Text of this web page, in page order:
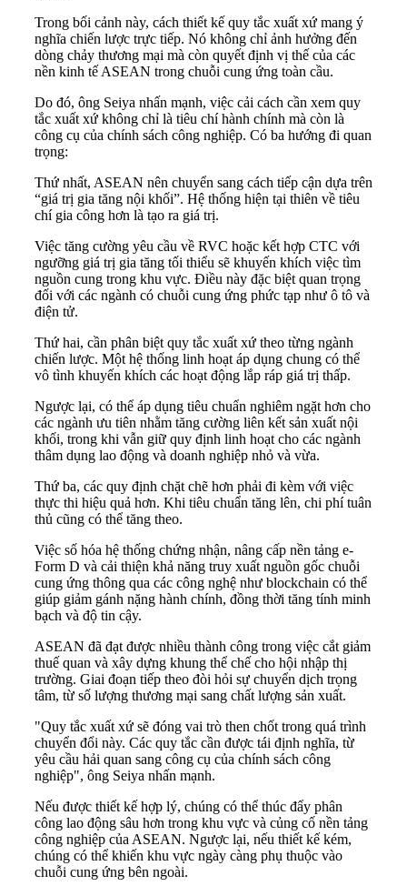
Trong bối cảnh này, cách thiết kế quy tắc xuất xứ mang ý
nghĩa chiến lược trực tiếp. Nó không chỉ ảnh hưởng đến
dòng chảy thương mại mà còn quyết định vị thế của các
nền kinh tế ASEAN trong chuỗi cung ứng toàn cầu.
Do đó, ông Seiya nhấn mạnh, việc cải cách cần xem quy
tắc xuất xứ không chỉ là tiêu chí hành chính mà còn là
công cụ của chính sách công nghiệp. Có ba hướng đi quan
trọng:
Thứ nhất, ASEAN nên chuyển sang cách tiếp cận dựa trên
“giá trị gia tăng nội khối”. Hệ thống hiện tại thiên về tiêu
chí gia công hơn là tạo ra giá trị.
Việc tăng cường yêu cầu về RVC hoặc kết hợp CTC với
ngưỡng giá trị gia tăng tối thiểu sẽ khuyến khích việc tìm
nguồn cung trong khu vực. Điều này đặc biệt quan trọng
đối với các ngành có chuỗi cung ứng phức tạp như ô tô và
điện tử.
Thứ hai, cần phân biệt quy tắc xuất xứ theo từng ngành
chiến lược. Một hệ thống linh hoạt áp dụng chung có thể
vô tình khuyến khích các hoạt động lắp ráp giá trị thấp.
Ngược lại, có thể áp dụng tiêu chuẩn nghiêm ngặt hơn cho
các ngành ưu tiên nhằm tăng cường liên kết sản xuất nội
khối, trong khi vẫn giữ quy định linh hoạt cho các ngành
thâm dụng lao động và doanh nghiệp nhỏ và vừa.
Thứ ba, các quy định chặt chẽ hơn phải đi kèm với việc
thực thi hiệu quả hơn. Khi tiêu chuẩn tăng lên, chi phí tuân
thủ cũng có thể tăng theo.
Việc số hóa hệ thống chứng nhận, nâng cấp nền tảng e-
Form D và cải thiện khả năng truy xuất nguồn gốc chuỗi
cung ứng thông qua các công nghệ như blockchain có thể
giúp giảm gánh nặng hành chính, đồng thời tăng tính minh
bạch và độ tin cậy.
ASEAN đã đạt được nhiều thành công trong việc cắt giảm
thuế quan và xây dựng khung thể chế cho hội nhập thị
trường. Giai đoạn tiếp theo đòi hỏi sự chuyển dịch trọng
tâm, từ số lượng thương mại sang chất lượng sản xuất.
"Quy tắc xuất xứ sẽ đóng vai trò then chốt trong quá trình
chuyển đổi này. Các quy tắc cần được tái định nghĩa, từ
yêu cầu hải quan sang công cụ của chính sách công
nghiệp", ông Seiya nhấn mạnh.
Nếu được thiết kế hợp lý, chúng có thể thúc đẩy phân
công lao động sâu hơn trong khu vực và củng cố nền tảng
công nghiệp của ASEAN. Ngược lại, nếu thiết kế kém,
chúng có thể khiến khu vực ngày càng phụ thuộc vào
chuỗi cung ứng bên ngoài.